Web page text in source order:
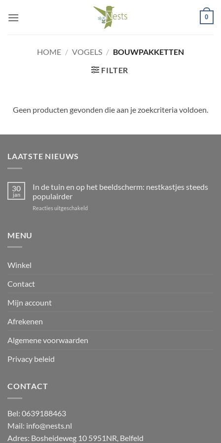
naar
0
HOME / VOGELS / BOUWPAKKETTEN
FILTER
Geen producten gevonden die aan je zoekcriteria voldoen.
LAATSTE NIEUWS
30
jan
In de tuin en op het beeldscherm: nestkastjes steeds
populairder
Reacties uitgeschakeldvoor
MENU
Winkel
Contact
Mijn account
Afrekenen
Algemene voorwaarden
Privacy beleid
CONTACT
Bel: 0639188463
Mail: info@nests.nl
Adres: Bosheideweg 10 5951NR, Belfeld